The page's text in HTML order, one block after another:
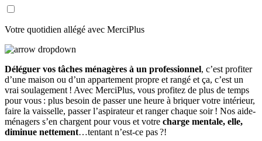
Votre quotidien allégé avec MerciPlus
Déléguer vos tâches ménagères à un professionnel, c’est profiter
d’une maison ou d’un appartement propre et rangé et ça, c’est un
vrai soulagement ! Avec MerciPlus, vous profitez de plus de temps
pour vous : plus besoin de passer une heure à briquer votre intérieur,
faire la vaisselle, passer l’aspirateur et ranger chaque soir ! Nos aide-
ménagers s’en chargent pour vous et votre charge mentale, elle,
diminue nettement…tentant n’est-ce pas ?!